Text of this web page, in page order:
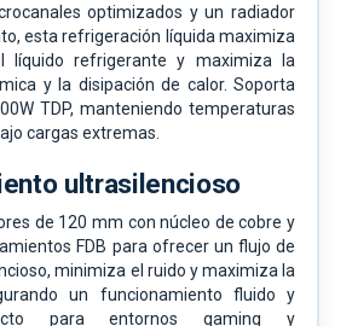
optimizados y un radiador
esta refrigeración líquida maximiza
líquido refrigerante y maximiza la
y la disipación de calor. Soporta
TDP, manteniendo temperaturas
cargas extremas.
ultrasilencioso
de 120 mm con núcleo de cobre y
FDB para ofrecer un flujo de
minimiza el ruido y maximiza la
un funcionamiento fluido y
para entornos gaming y